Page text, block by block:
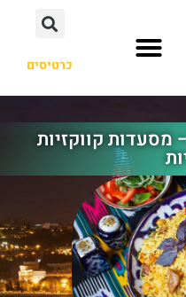
כרטיסים
מסעדות קווקזיות